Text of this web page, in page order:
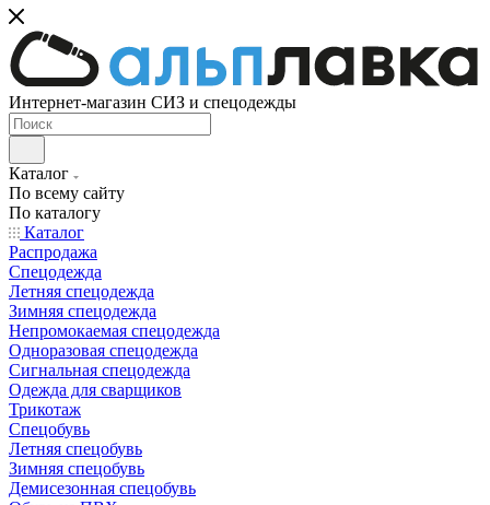
Интернет-магазин СИЗ и спецодежды
Каталог
По всему сайту
По каталогу
Каталог
Распродажа
Спецодежда
Летняя спецодежда
Зимняя спецодежда
Непромокаемая спецодежда
Одноразовая спецодежда
Сигнальная спецодежда
Одежда для сварщиков
Трикотаж
Спецобувь
Летняя спецобувь
Зимняя спецобувь
Демисезонная спецобувь